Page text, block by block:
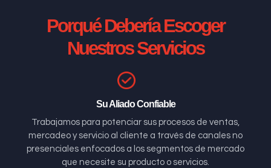
Porqué Debería Escoger
Nuestros Servicios
Su Aliado Confiable
Trabajamos para potenciar sus procesos de ventas,
mercadeo y servicio al cliente a través de canales no
presenciales enfocados a los segmentos de mercado
que necesite su producto o servicios.